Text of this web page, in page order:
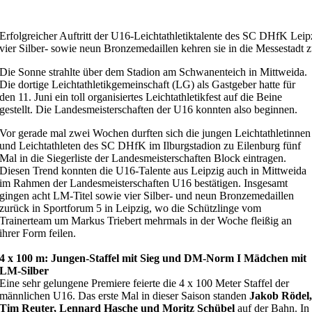
Erfolgreicher Auftritt der U16-Leichtathletiktalente des SC DHfK
vier Silber- sowie neun Bronzemedaillen kehren sie in die Messestadt
Die Sonne strahlte über dem Stadion am Schwanenteich in Mittweida.
Die dortige Leichtathletikgemeinschaft (LG) als Gastgeber hatte für
den 11. Juni ein toll organisiertes Leichtathletikfest auf die Beine
gestellt. Die Landesmeisterschaften der U16 konnten also beginnen.
Vor gerade mal zwei Wochen durften sich die jungen Leichtathletinnen
und Leichtathleten des SC DHfK im Ilburgstadion zu Eilenburg fünf
Mal in die Siegerliste der Landesmeisterschaften Block eintragen.
Diesen Trend konnten die U16-Talente aus Leipzig auch in Mittweida
im Rahmen der Landesmeisterschaften U16 bestätigen. Insgesamt
gingen acht LM-Titel sowie vier Silber- und neun Bronzemedaillen
zurück in Sportforum 5 in Leipzig, wo die Schützlinge vom
Trainerteam um Markus Triebert mehrmals in der Woche fleißig an
ihrer Form feilen.
4 x 100 m: Jungen-Staffel mit Sieg und DM-Norm I Mädchen mit
LM-Silber
Eine sehr gelungene Premiere feierte die 4 x 100 Meter Staffel der
männlichen U16. Das erste Mal in dieser Saison standenJakob Rödel,
Tim Reuter, Lennard Hasche und Moritz Schübel auf der Bahn. In